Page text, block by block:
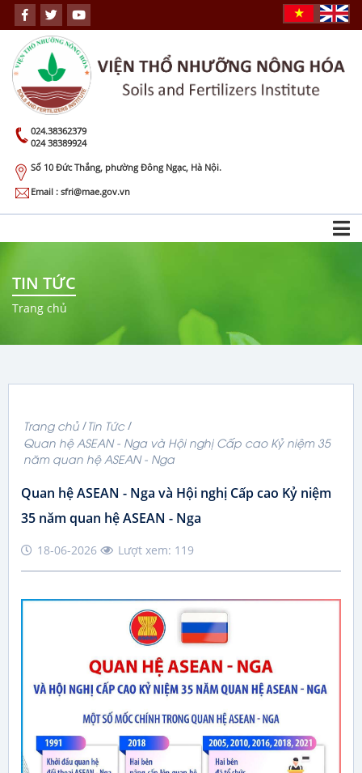
024.38362379
024 38389924
Số 10 Đức Thắng, phường Đông Ngạc, Hà Nội.
Email : sfri@mae.gov.vn
TIN TỨC
Trang chủ
Trang chủ
Tin Tức
Quan hệ ASEAN - Nga và Hội nghị Cấp cao Kỷ niệm 35
năm quan hệ ASEAN - Nga
Quan hệ ASEAN - Nga và Hội nghị Cấp cao Kỷ niệm
35 năm quan hệ ASEAN - Nga
18-06-2026 Lượt xem: 119